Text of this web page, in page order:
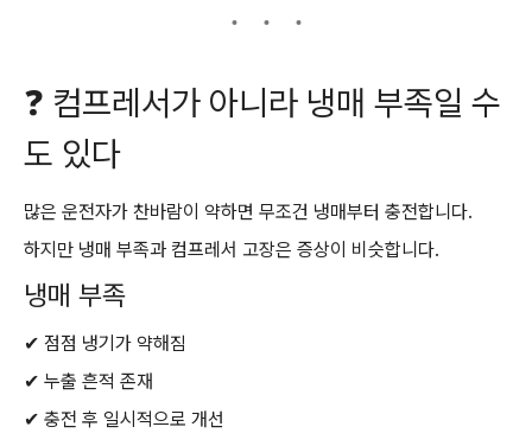
❓ 컴프레서가 아니라 냉매 부족일 수
도 있다
많은 운전자가 찬바람이 약하면 무조건 냉매부터 충전합니다.
하지만 냉매 부족과 컴프레서 고장은 증상이 비슷합니다.
냉매 부족
✔ 점점 냉기가 약해짐
✔ 누출 흔적 존재
✔ 충전 후 일시적으로 개선